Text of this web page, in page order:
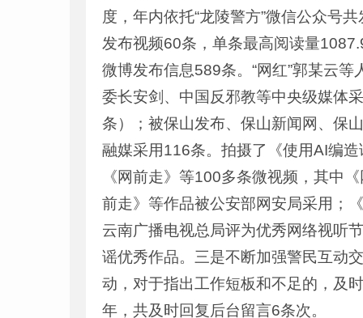
度，年内依托“龙陵警方”微信公众号
发布视频60条，单条最高阅读量
微博发布信息589条。“网红”郭某云
委长安剑、中国反邪教等中央级媒体
条）；被保山发布、保山新闻网、保
融媒采用116条。拍摄了《使用AI编
《网前走》等100多条微视频，其中
前走》等作品被公安部网安局采用；
云南广播电视总局评为优秀网络视听
谣优秀作品。三是不断加强警民互动
动，对于指出工作短板和不足的，及
年，共及时回复后台留言6条次。